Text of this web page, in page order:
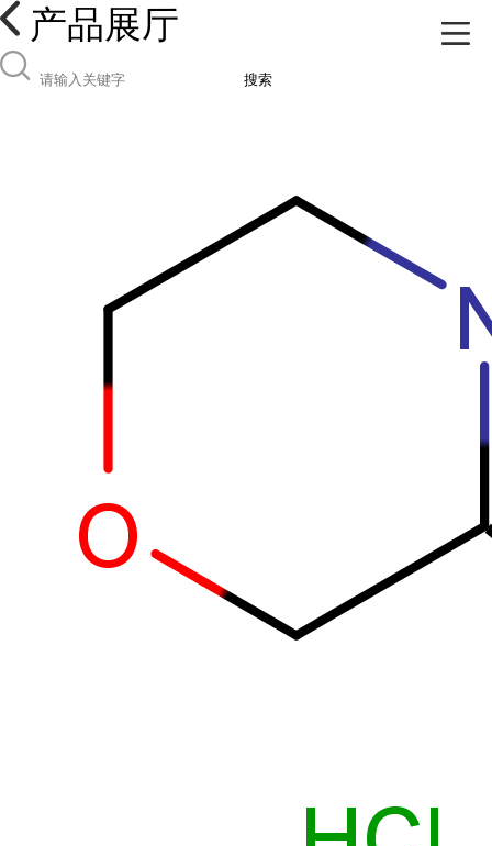
产品展厅
搜索